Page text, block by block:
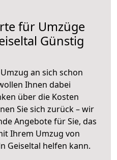
für Umzüge
Günstig
an sich schon
Ihnen dabei
über die Kosten
Sie sich zurück – wir
Angebote für Sie, das
Ihrem Umzug von
Geiseltal helfen kann.